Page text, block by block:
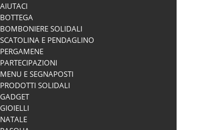
AIUTACI
BOTTEGA
BOMBONIERE SOLIDALI
SCATOLINA E PENDAGLINO
PERGAMENE
PARTECIPAZIONI
MENU E SEGNAPOSTI
PRODOTTI SOLIDALI
GADGET
GIOIELLI
NATALE